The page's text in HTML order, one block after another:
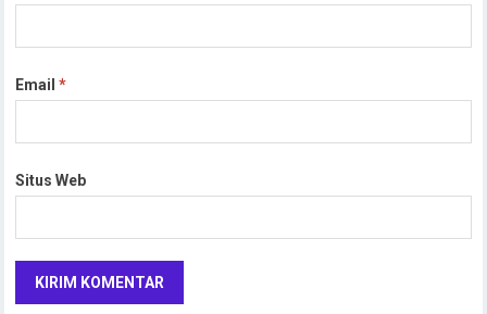
Email*
Situs Web